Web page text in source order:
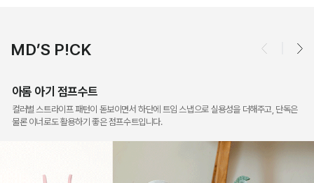
MD’S P!CK
아롬 아기 점프수트
컬러별 스트라이프 패턴이 돋보이면서 하단에 트임 스냅으로 실용성을 더해주고, 단독은
물론 이너로도 활용하기 좋은 점프수트입니다.